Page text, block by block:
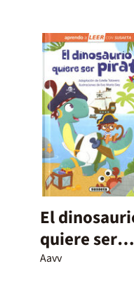
El
quiere ser
pirata
Aavv